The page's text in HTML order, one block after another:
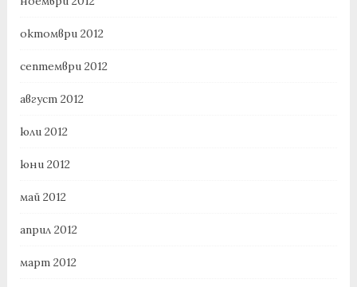
октомври 2012
септември 2012
август 2012
юли 2012
юни 2012
май 2012
април 2012
март 2012